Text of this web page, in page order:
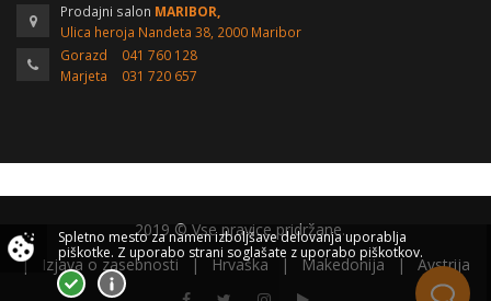
Spletno mesto za namen izboljšave delovanja uporablja
piškotke. Z uporabo strani soglašate z uporabo piškotkov.
Prodajni salon MARIBOR,
Ulica heroja Nandeta 38, 2000 Maribor
Gorazd
041 760 128
Marjeta
031 720 657
2019 © Vse pravice pridržane.
|
Izjava o zasebnosti | Hrvaška | Makedonija | Avstrija